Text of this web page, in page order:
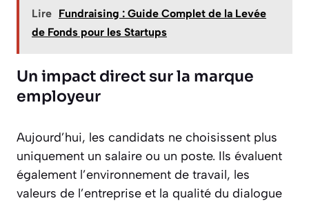
Lire Fundraising : Guide Complet de la Levée
de Fonds pour les Startups
Un impact direct sur la marque
employeur
Aujourd’hui, les candidats ne choisissent plus
uniquement un salaire ou un poste. Ils évaluent
également l’environnement de travail, les
valeurs de l’entreprise et la qualité du dialogue